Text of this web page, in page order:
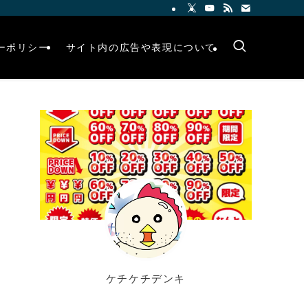
ポリシー サイト内の広告や表現について
ケチケチデンキ